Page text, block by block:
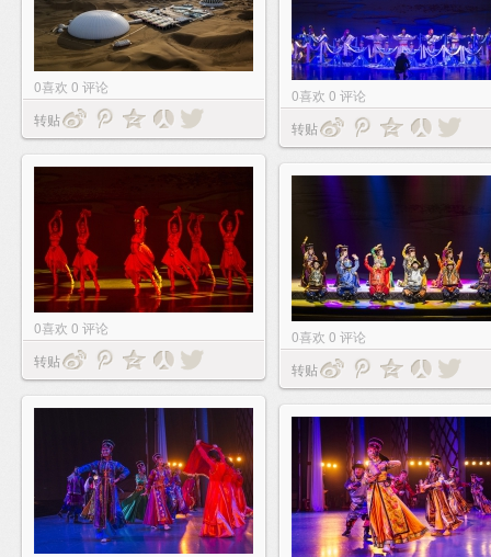
0喜欢 0 评论
转贴
0喜欢 0 评论
转贴
0喜欢 0 评论
转贴
0喜欢 0 评论
转贴